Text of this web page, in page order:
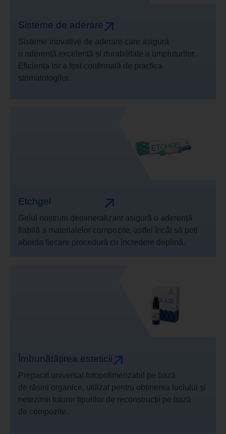
Sisteme de aderare
Sisteme inovative de aderare care asigură
o aderență excelentă și durabilitate a umpluturilor.
Eficiența lor a fost confirmată de practica
stomatologilor.
Etchgel
Gelul nostrum demineralizant asigură o aderență
fiabilă a materialelor compozite, astfel încât să poți
aborda fiecare procedură cu încredere deplină.
Îmbunătățirea esteticii
Preparat universal fotopolimerizabil pe bază
de rășini organice, utilizat pentru obținerea luciului și
netezimii tuturor tipurilor de reconstrucții pe bază
de compozite.